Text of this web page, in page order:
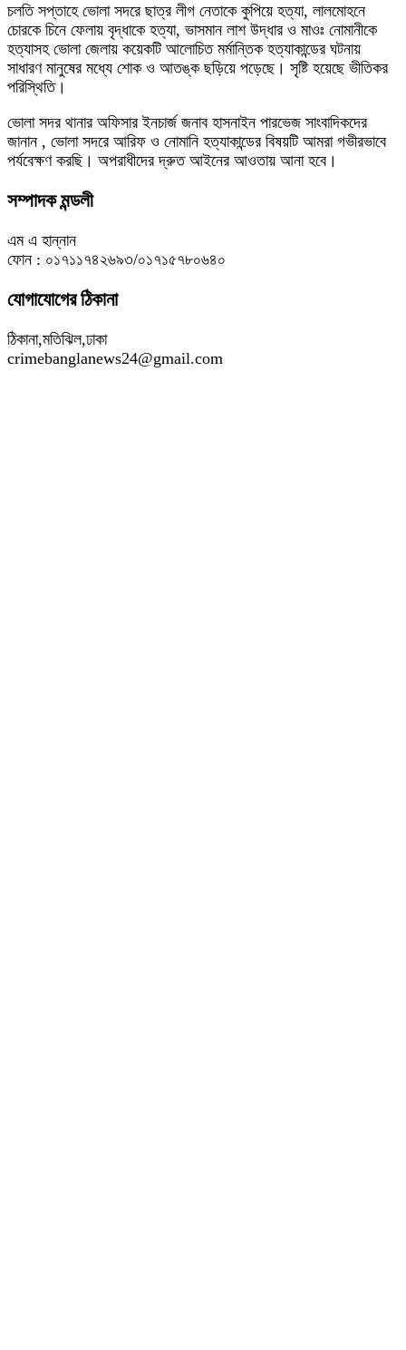
চলতি সপ্তাহে ভোলা সদরে ছাত্র লীগ নেতাকে কুপিয়ে হত্যা, লালমোহনে
চোরকে চিনে ফেলায় বৃদ্ধাকে হত্যা, ভাসমান লাশ উদ্ধার ও মাওঃ নোমানীকে
হত্যাসহ ভোলা জেলায় কয়েকটি আলোচিত মর্মান্তিক হত্যাকান্ডের ঘটনায়
সাধারণ মানুষের মধ্যে শোক ও আতঙ্ক ছড়িয়ে পড়েছে। সৃষ্টি হয়েছে ভীতিকর
পরিস্থিতি।
ভোলা সদর থানার অফিসার ইনচার্জ জনাব হাসনাইন পারভেজ সাংবাদিকদের
জানান , ভোলা সদরে আরিফ ও নোমানি হত্যাকান্ডের বিষয়টি আমরা গভীরভাবে
পর্যবেক্ষণ করছি। অপরাধীদের দ্রুত আইনের আওতায় আনা হবে।
সম্পাদক মন্ডলী
এম এ হান্নান
ফোন : ০১৭১১৭৪২৬৯৩/০১৭১৫৭৮০৬৪০
যোগাযোগের ঠিকানা
ঠিকানা,মতিঝিল,ঢাকা
crimebanglanews24@gmail.com